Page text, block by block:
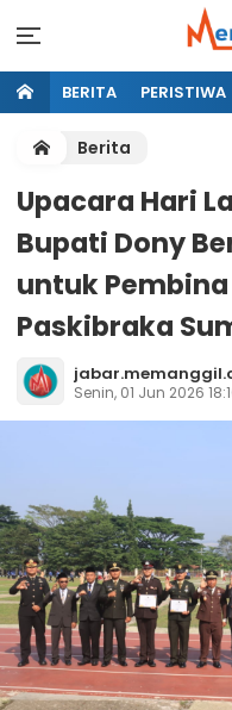
BERITA PERISTIWA
Berita
Upacara Hari
Bupati Dony
untuk
Paskibraka
Senin, 01 Jun 2026